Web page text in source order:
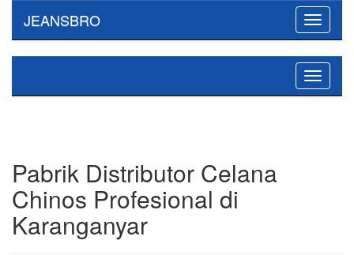
Toggle
JEANSBRO
Toggle
Pabrik Distributor Celana
Chinos Profesional di
Karanganyar